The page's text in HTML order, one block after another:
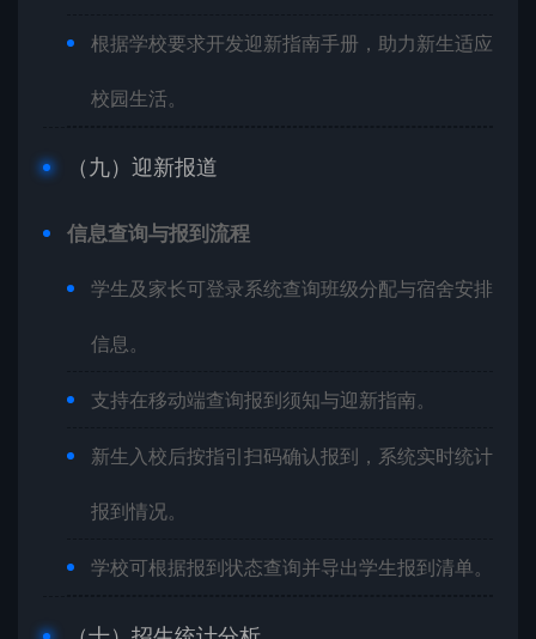
根据学校要求开发迎新指南手册，助力新生适应
校园生活。
（九）迎新报道
信息查询与报到流程
学生及家长可登录系统查询班级分配与宿舍安排
信息。
支持在移动端查询报到须知与迎新指南。
新生入校后按指引扫码确认报到，系统实时统计
报到情况。
学校可根据报到状态查询并导出学生报到清单。